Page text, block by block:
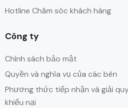
Hotline Chăm sóc khách hàng
Công ty
Chính sách bảo mật
Quyền và nghĩa vụ của các bên
Phương thức tiếp nhận và giải
khiếu nại